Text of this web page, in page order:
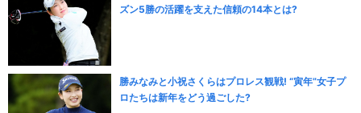
ズン5勝の活躍を支えた信頼の14本とは?
勝みなみと小祝さくらはプロレス観戦! “寅年”女子プ
ロたちは新年をどう過ごした?